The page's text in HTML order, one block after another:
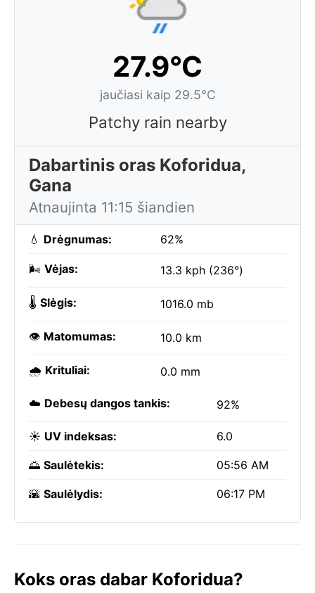
27.9°C
jaučiasi kaip 29.5°C
Patchy rain nearby
Dabartinis oras Koforidua,
Gana
Atnaujinta 11:15 šiandien
💧 Drėgnumas: 62%
🌬️ Vėjas: 13.3 kph (236°)
🌡️ Slėgis: 1016.0 mb
👁️ Matomumas: 10.0 km
🌧️ Krituliai: 0.0 mm
☁️ Debesų dangos tankis: 92%
☀️ UV indeksas: 6.0
🌅 Saulėtekis: 05:56 AM
🌇 Saulėlydis: 06:17 PM
Koks oras dabar Koforidua?